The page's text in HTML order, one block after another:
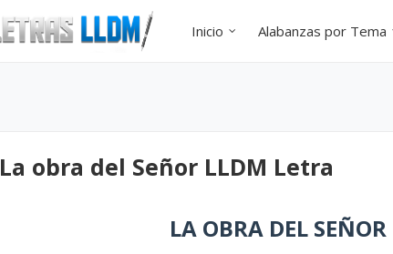
Inicio Alabanzas por Tema
La obra del Señor LLDM Letra
LA OBRA DEL SEÑOR